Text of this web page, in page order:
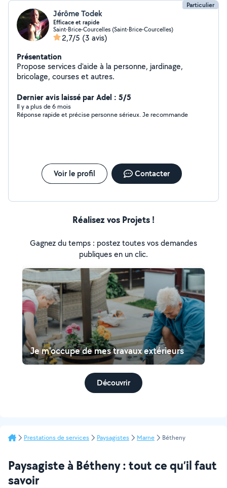
Particulier
Jérôme Todek
Efficace et rapide
Saint-Brice-Courcelles (Saint-Brice-Courcelles)
2,7/5 (3 avis)
Présentation
Propose services d'aide à la personne, jardinage,
bricolage, courses et autres.
Dernier avis laissé par Adel : 5/5
Il y a plus de 6 mois
Réponse rapide et précise personne sérieux. Je recommande
Voir le profil Contacter
Réalisez vos Projets !
Gagnez du temps : postez toutes vos demandes
publiques en un clic.
Je m'occupe de mes travaux extérieurs
Découvrir
Prestations de services Paysagistes Marne Bétheny
Paysagiste à Bétheny : tout ce qu’il faut
savoir